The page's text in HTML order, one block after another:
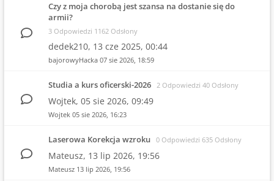
Czy z moja chorobą jest szansa na dostanie się do
armii?
3 Odpowiedzi 1162 Odsłony
dedek210, 13 cze 2025, 00:44
bajorowyHacka 07 sie 2026, 18:59
Studia a kurs oficerski-2026 2 Odpowiedzi 40 Odsłony
Wojtek, 05 sie 2026, 09:49
Wojtek 05 sie 2026, 16:23
Laserowa Korekcja wzroku 0 Odpowiedzi 635 Odsłony
Mateusz, 13 lip 2026, 19:56
Mateusz 13 lip 2026, 19:56